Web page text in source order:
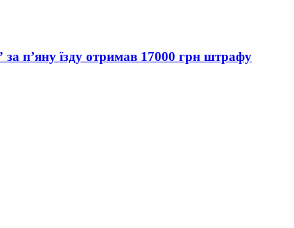
п’яну їзду отримав 17000 грн штрафу